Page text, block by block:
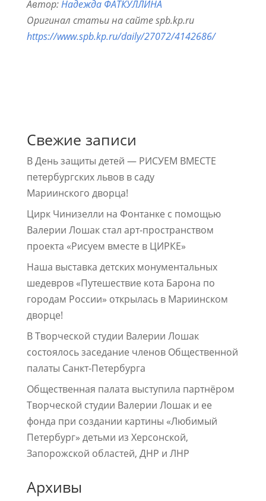
Автор:Надежда ФАТКУЛЛИНА
Оригинал статьи на сайте spb.kp.ru
https://www.spb.kp.ru/daily/27072/4142686/
Свежие записи
В День защиты детей — РИСУЕМ ВМЕСТЕ
петербургских львов в саду
Мариинского дворца!
Цирк Чинизелли на Фонтанке с помощью
Валерии Лошак стал арт-пространством
проекта «Рисуем вместе в ЦИРКЕ»
Наша выставка детских монументальных
шедевров «Путешествие кота Барона по
городам России» открылась в Мариинском
дворце!
В Творческой студии Валерии Лошак
состоялось заседание членов Общественной
палаты Санкт-Петербурга
Общественная палата выступила партнёром
Творческой студии Валерии Лошак и ее
фонда при создании картины «Любимый
Петербург» детьми из Херсонской,
Запорожской областей, ДНР и ЛНР
Архивы